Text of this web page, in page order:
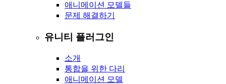
애니메이션 모델들
문제 해결하기
유니티 플러그인
소개
통합을 위한 다리
애니메이션 모델